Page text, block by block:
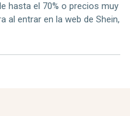
hasta el 70% o precios muy
al entrar en la web de Shein,